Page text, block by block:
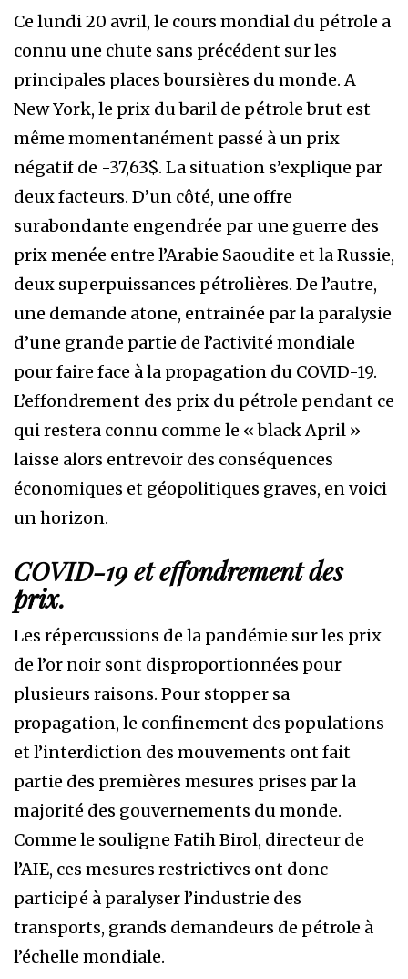
Ce lundi 20 avril, le cours mondial du pétrole a
connu une chute sans précédent sur les
principales places boursières du monde. A
New York, le prix du baril de pétrole brut est
même momentanément passé à un prix
négatif de -37,63$. La situation s’explique par
deux facteurs. D’un côté, une offre
surabondante engendrée par une guerre des
prix menée entre l’Arabie Saoudite et la Russie,
deux superpuissances pétrolières. De l’autre,
une demande atone, entrainée par la paralysie
d’une grande partie de l’activité mondiale
pour faire face à la propagation du COVID-19.
L’effondrement des prix du pétrole pendant ce
qui restera connu comme le « black April »
laisse alors entrevoir des conséquences
économiques et géopolitiques graves, en voici
un horizon.
COVID-19 et effondrement des
prix.
Les répercussions de la pandémie sur les prix
de l’or noir sont disproportionnées pour
plusieurs raisons. Pour stopper sa
propagation, le confinement des populations
et l’interdiction des mouvements ont fait
partie des premières mesures prises par la
majorité des gouvernements du monde.
Comme le souligne Fatih Birol, directeur de
l’AIE, ces mesures restrictives ont donc
participé à paralyser l’industrie des
transports, grands demandeurs de pétrole à
l’échelle mondiale.